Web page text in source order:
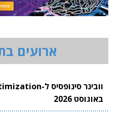
ארועים
באוגוסט 2026